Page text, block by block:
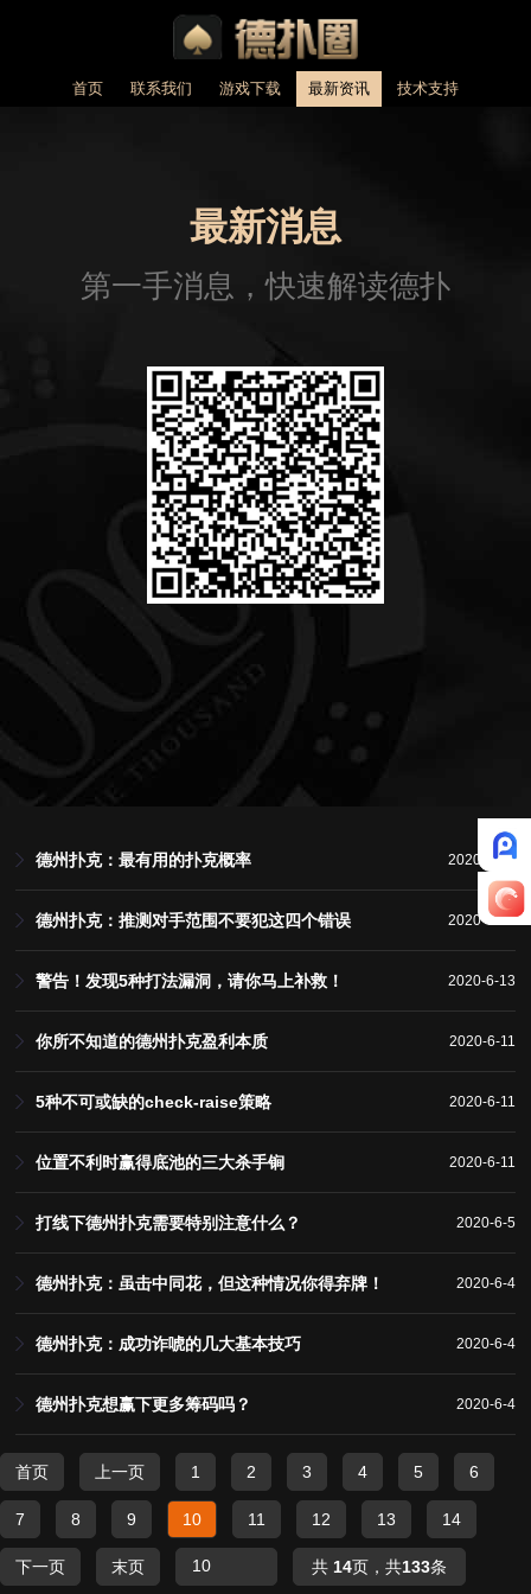
首页 联系我们 游戏下载 最新资讯 技术支持
最新消息
第一手消息，快速解读德扑
2020-6-13
德州扑克：最有用的扑克概率
2020-6-13
德州扑克：推测对手范围不要犯这四个错误
2020-6-13
警告！发现5种打法漏洞，请你马上补救！
2020-6-11
你所不知道的德州扑克盈利本质
2020-6-11
5种不可或缺的check-raise策略
2020-6-11
位置不利时赢得底池的三大杀手锏
2020-6-5
打线下德州扑克需要特别注意什么？
2020-6-4
德州扑克：虽击中同花，但这种情况你得弃牌！
2020-6-4
德州扑克：成功诈唬的几大基本技巧
2020-6-4
德州扑克想赢下更多筹码吗？
首页 上一页 1 2 3 4 5 6
7 8 9 10 11 12 13 14
下一页 末页 共 14页，共133条